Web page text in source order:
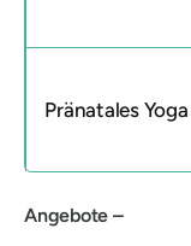
Pränatales Yoga
Angebote –